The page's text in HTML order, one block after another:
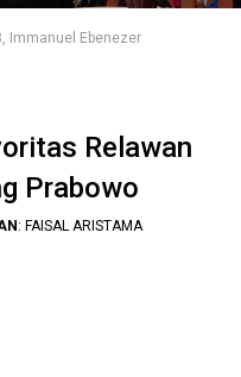
Immanuel Ebenezer
Relawan
Prabowo
: FAISAL ARISTAMA